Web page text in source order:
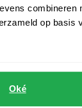
combineren
op basis
Oké